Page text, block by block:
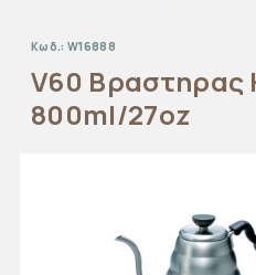
Κωδ.: W16888
V60 Βραστηρας
800ml/27oz